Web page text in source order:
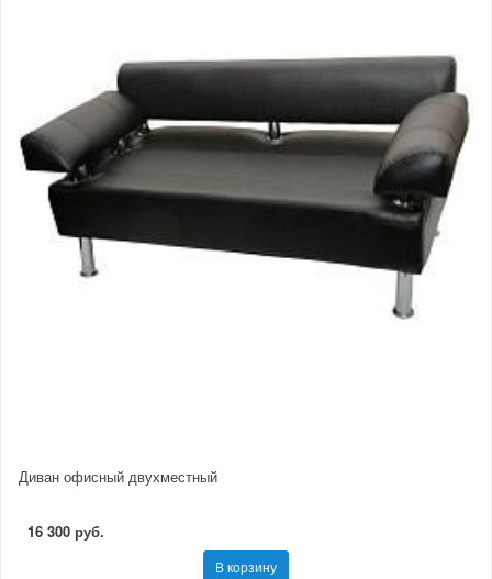
Диван офисный двухместный
16 300 руб.
В корзину